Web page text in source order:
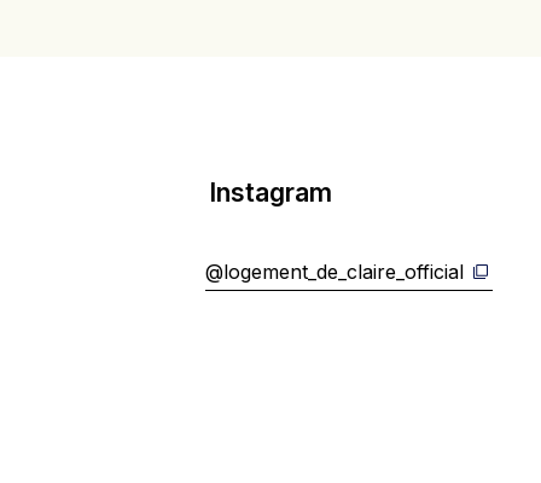
Instagram
@logement_de_claire_official